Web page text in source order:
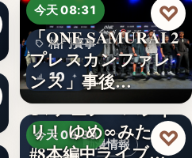
今天 08:31
格鬥賽事
10
「ONE SAMURAI 2
プレスカンファレ
ンス」事後…
♡
動漫情報
今天 08:30
TVアニメ「バンド
リ！ ゆめ∞みた」
#8本編中ライブ映
♡